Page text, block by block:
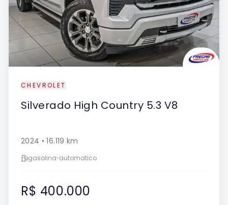
CHEVROLET
Silverado High Country 5.3 V8
2024 •16.119 km
gasolina•automatico
R$ 400.000